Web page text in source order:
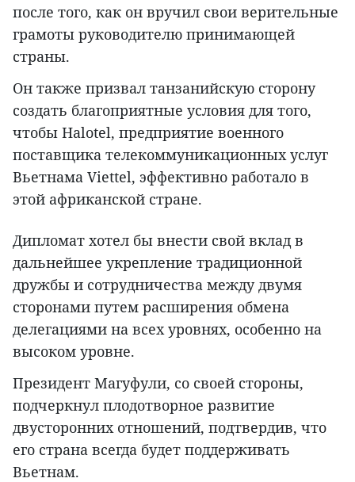
после того, как он вручил свои верительные
грамоты руководителю принимающей
страны.
Он также призвал танзанийскую сторону
создать благоприятные условия для того,
чтобы Halotel, предприятие военного
поставщика телекоммуникационных услуг
Вьетнама Viettel, эффективно работало в
этой африканской стране.
Дипломат хотел бы внести свой вклад в
дальнейшее укрепление традиционной
дружбы и сотрудничества между двумя
сторонами путем расширения обмена
делегациями на всех уровнях, особенно на
высоком уровне.
Президент Магуфули, со своей стороны,
подчеркнул плодотворное развитие
двусторонних отношений, подтвердив, что
его страна всегда будет поддерживать
Вьетнам.